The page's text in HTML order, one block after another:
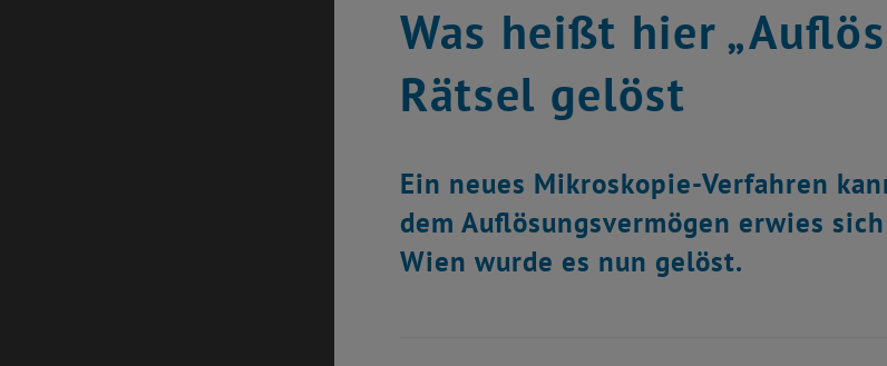
Was heißt hier
Rätsel gelöst
Ein neues Mikroskopie-Verfahren
dem Auflösungsvermögen erwies
Wien wurde es nun gelöst.